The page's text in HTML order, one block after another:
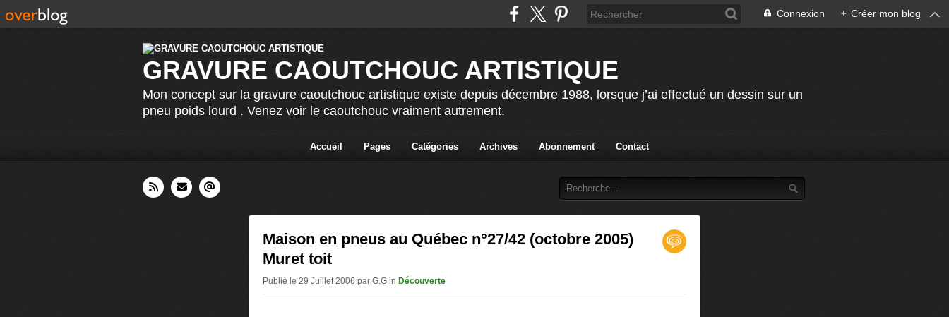
Connexion + Créer mon blog
GRAVURE CAOUTCHOUC ARTISTIQUE
Mon concept sur la gravure caoutchouc artistique existe depuis décembre 1988, lorsque j’ai effectué un dessin sur un
pneu poids lourd . Venez voir le caoutchouc vraiment autrement.
Accueil Pages Catégories Archives Abonnement Contact
Maison en pneus au Québec n°27/42 (octobre 2005)
Muret toit
Publié le 29 Juillet 2006 par G.G in Découverte